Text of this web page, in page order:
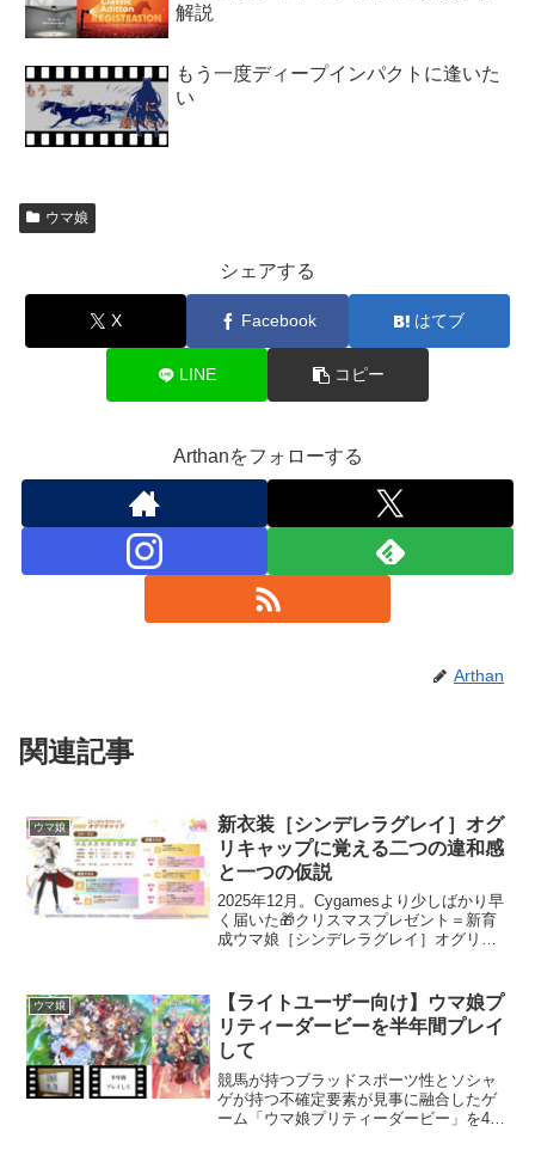
解説
もう一度ディープインパクトに逢いた
い
ウマ娘
シェアする
X Facebook はてブ
LINE コピー
Arthanをフォローする
Arthan
関連記事
ウマ娘
新衣装［シンデレラグレイ］オグ
リキャップに覚える二つの違和感
と一つの仮説
2025年12月。Cygamesより少しばかり早
く届いた🎁クリスマスプレゼント＝新育
成ウマ娘［シンデレラグレイ］オグリキ
引っかかる。素直に喜びたいので咀嚼可
能とする仮説を立てよう！
ウマ娘
【ライトユーザー向け】ウマ娘プ
リティーダービーを半年間プレイ
して
競馬が持つブラッドスポーツ性とソシャ
ゲが持つ不確定要素が見事に融合したゲ
ーム「ウマ娘プリティーダービー」を4周